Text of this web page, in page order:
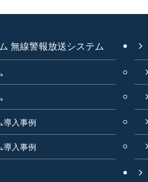
b
o
o
k
無線警報放送システム
導入事例
導入事例